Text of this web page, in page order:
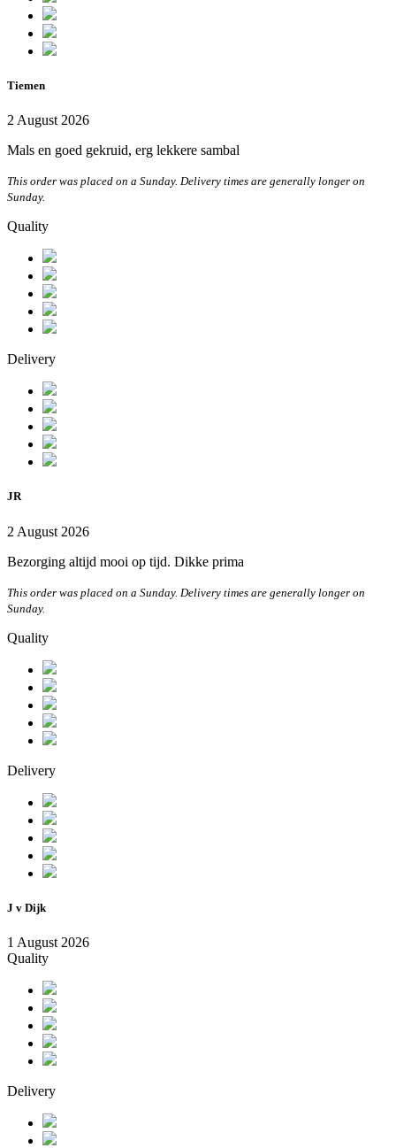
Tiemen
2 August 2026
Mals en goed gekruid, erg lekkere sambal
This order was placed on a Sunday. Delivery times are generally longer on
Sunday.
Quality
Delivery
JR
2 August 2026
Bezorging altijd mooi op tijd. Dikke prima
This order was placed on a Sunday. Delivery times are generally longer on
Sunday.
Quality
Delivery
J v Dijk
1 August 2026
Quality
Delivery